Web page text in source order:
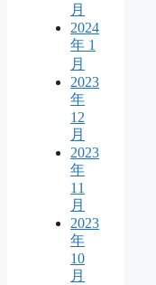
月
2024
年 1
月
2023
年
12
月
2023
年
11
月
2023
年
10
月